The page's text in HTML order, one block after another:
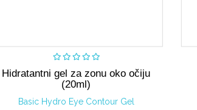
Hidratantni gel za zonu oko očiju
(20ml)
Basic Hydro Eye Contour Gel